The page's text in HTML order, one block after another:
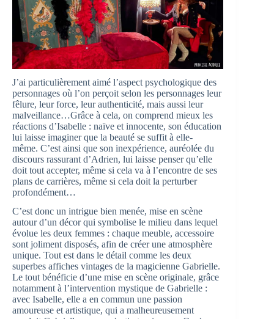
J’ai particulièrement aimé l’aspect psychologique des
personnages où l’on perçoit selon les personnages leur
fêlure, leur force, leur authenticité, mais aussi leur
malveillance…Grâce à cela, on comprend mieux les
réactions d’Isabelle : naïve et innocente, son éducation
lui laisse imaginer que la beauté se suffit à elle-
même. C’est ainsi que son inexpérience, auréolée du
discours rassurant d’Adrien, lui laisse penser qu’elle
doit tout accepter, même si cela va à l’encontre de ses
plans de carrières, même si cela doit la perturber
profondément…
C’est donc un intrigue bien menée, mise en scène
autour d’un décor qui symbolise le milieu dans lequel
évolue les deux femmes : chaque meuble, accessoire
sont joliment disposés, afin de créer une atmosphère
unique. Tout est dans le détail comme les deux
superbes affiches vintages de la magicienne Gabrielle.
Le tout bénéficie d’une mise en scène originale, grâce
notamment à l’intervention mystique de Gabrielle :
avec Isabelle, elle a en commun une passion
amoureuse et artistique, qui a malheureusement